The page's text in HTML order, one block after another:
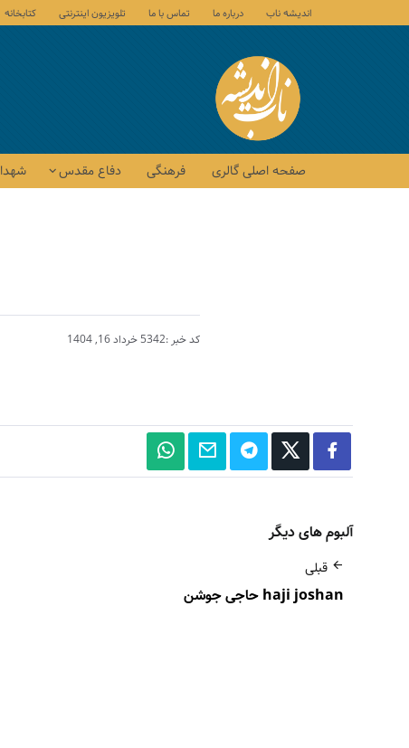
اندیشه ناب درباره ما تماس با ما تلویزیون اینترنتی کتابخانه
صفحه اصلی گالری فرهنگی دفاع مقدس شهدا
کد خبر :5342 خرداد 16, 1404
آلبوم های دیگر
قبلی
haji joshan حاجی جوشن